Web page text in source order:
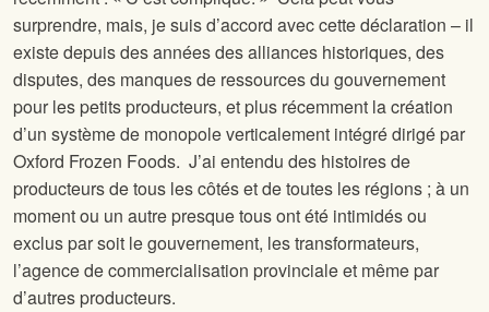
surprendre, mais, je suis d’accord avec cette déclaration – il
existe depuis des années des alliances historiques, des
disputes, des manques de ressources du gouvernement
pour les petits producteurs, et plus récemment la création
d’un système de monopole verticalement intégré dirigé par
Oxford Frozen Foods. J’ai entendu des histoires de
producteurs de tous les côtés et de toutes les régions ; à un
moment ou un autre presque tous ont été intimidés ou
exclus par soit le gouvernement, les transformateurs,
l’agence de commercialisation provinciale et même par
d’autres producteurs.